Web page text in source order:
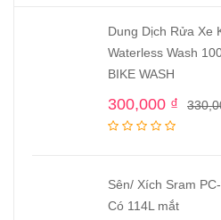
Dung Dịch Rửa Xe
Waterless Wash
BIKE WASH
300,000 ₫
Sên/ Xích Sram
Có 114L mắt